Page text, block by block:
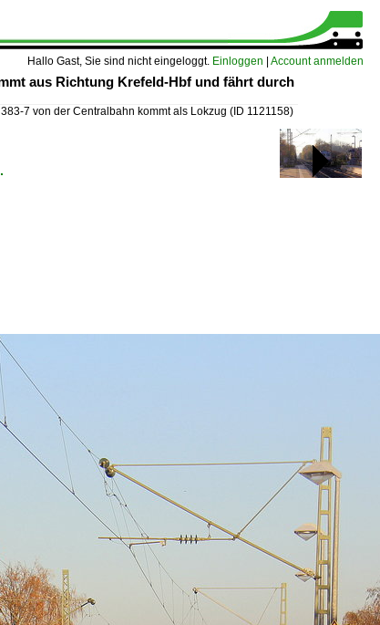
Hallo Gast, Sie sind nicht eingeloggt. Einloggen Account anmelden
aus Richtung Krefeld-Hbf und fährt durch
383-7 von der Centralbahn kommt als Lokzug (ID 1121158)